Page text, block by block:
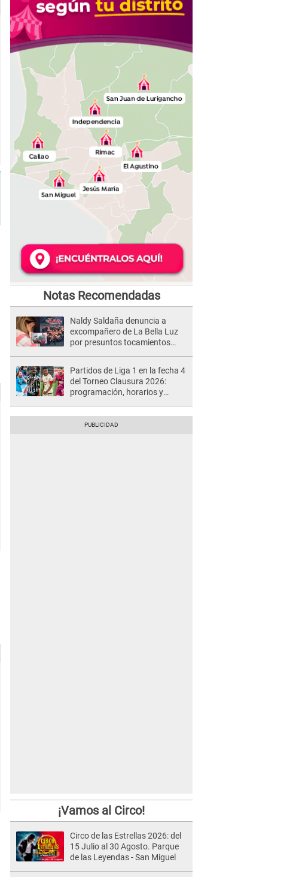
Notas Recomendadas
Naldy Saldaña denuncia a
excompañero de La Bella Luz
por presuntos tocamientos
Partidos de Liga 1 en la fecha 4
del Torneo Clausura 2026:
programación, horarios y
¡Vamos al Circo!
Circo de las Estrellas 2026: del
15 Julio al 30 Agosto. Parque
de las Leyendas - San Miguel